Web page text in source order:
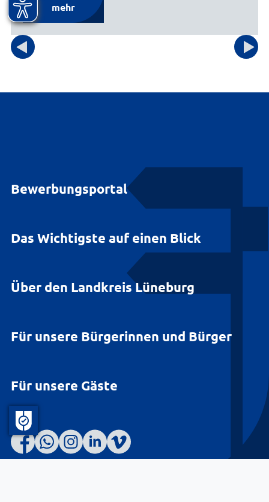
mehr
Bewerbungsportal
Das Wichtigste auf einen Blick
Über den Landkreis Lüneburg
Für unsere Bürgerinnen und Bürger
Für unsere Gäste